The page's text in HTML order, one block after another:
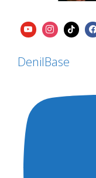
DenilBase